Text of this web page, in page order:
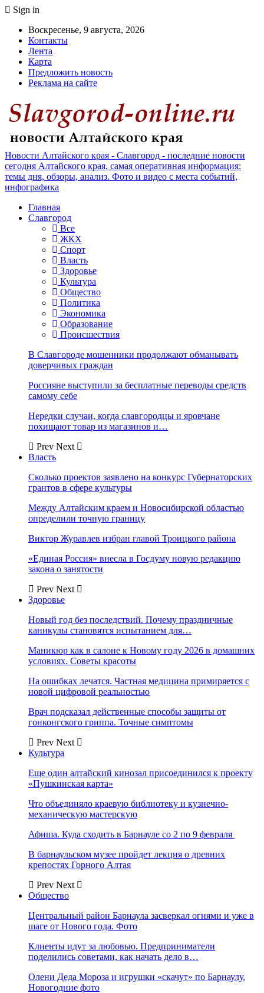
Sign in
Воскресенье, 9 августа, 2026
Контакты
Лента
Карта
Предложить новость
Реклама на сайте
Новости Алтайского края - Славгород - последние новости
сегодня Алтайского края, самая оперативная информация:
темы дня, обзоры, анализ. Фото и видео с места событий,
инфографика
Главная
Славгород
Все
ЖКХ
Спорт
Власть
Здоровье
Культура
Общество
Политика
Экономика
Образование
Происшествия
В Славгороде мошенники продолжают обманывать
доверчивых граждан
Россияне выступили за бесплатные переводы средств
самому себе
Нередки случаи, когда славгородцы и яровчане
похищают товар из магазинов и…
Prev Next
Власть
Сколько проектов заявлено на конкурс Губернаторских
грантов в сфере культуры
Между Алтайским краем и Новосибирской областью
определили точную границу
Виктор Журавлев избран главой Троицкого района
«Единая Россия» внесла в Госдуму новую редакцию
закона о занятости
Prev Next
Здоровье
Новый год без последствий. Почему праздничные
каникулы становятся испытанием для…
Маникюр как в салоне к Новому году 2026 в домашних
условиях. Советы красоты
На ошибках лечатся. Частная медицина примиряется с
новой цифровой реальностью
Врач подсказал действенные способы защиты от
гонконгского гриппа. Точные симптомы
Prev Next
Культура
Еще один алтайский кинозал присоединился к проекту
«Пушкинская карта»
Что объединяло краевую библиотеку и кузнечно-
механическую мастерскую
Афиша. Куда сходить в Барнауле со 2 по 9 февраля
В барнаульском музее пройдет лекция о древних
крепостях Горного Алтая
Prev Next
Общество
Центральный район Барнаула засверкал огнями и уже в
шаге от Нового года. Фото
Клиенты идут за любовью. Предприниматели
поделились советами, как начать дело в…
Олени Деда Мороза и игрушки «скачут» по Барнаулу.
Новогодние фото